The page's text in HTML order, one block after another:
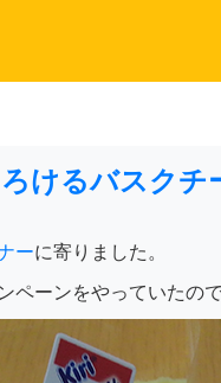
けるバスクチ
ーに寄りました。
ペーンをやっていたの